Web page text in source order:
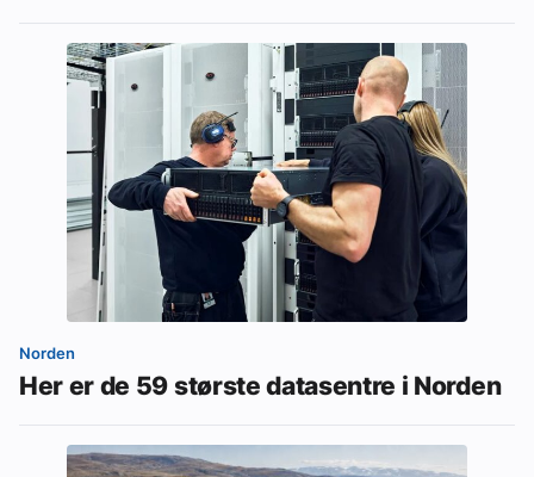
Norden
Her er de 59 største datasentre i Norden